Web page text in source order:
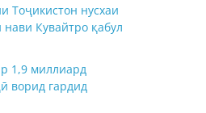
Тоҷикистон нусхаи
Кувайтро қабул
1,9 миллиард
ворид гардид